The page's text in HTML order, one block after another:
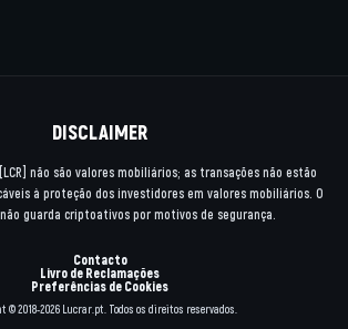
DISCLAIMER
não são valores mobiliários; as transações não estão
à proteção dos investidores em valores mobiliários. O
guarda criptoativos por motivos de segurança.
Contacto
Livro de Reclamações
Preferências de Cookies
© 2018-2026 Lucrar.pt. Todos os direitos reservados.